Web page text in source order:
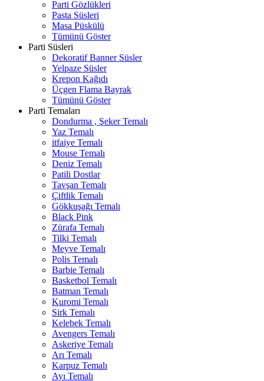
Parti Gözlükleri
Pasta Süsleri
Masa Püskülü
Tümünü Göster
Parti Süsleri
Dekoratif Banner Süsler
Yelpaze Süsler
Krepon Kağıdı
Üçgen Flama Bayrak
Tümünü Göster
Parti Temaları
Dondurma , Şeker Temalı
Yaz Temalı
itfaiye Temalı
Mouse Temalı
Deniz Temalı
Patili Dostlar
Tavşan Temalı
Çiftlik Temalı
Gökkuşağı Temalı
Black Pink
Zürafa Temalı
Tilki Temalı
Meyve Temalı
Polis Temalı
Barbie Temalı
Basketbol Temalı
Batman Temalı
Kuromi Temalı
Sirk Temalı
Kelebek Temalı
Avengers Temalı
Askeriye Temalı
Arı Temalı
Karpuz Temalı
Ayı Temalı